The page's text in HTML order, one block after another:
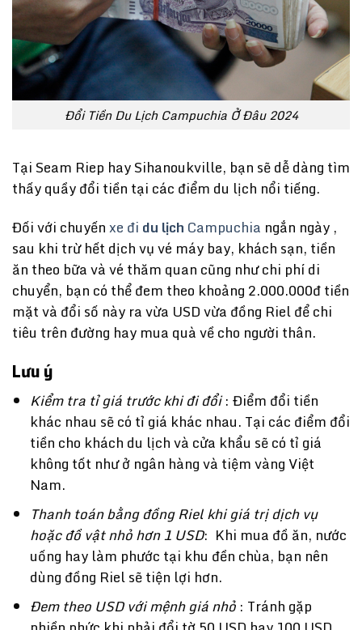
Đổi Tiền Du Lịch Campuchia Ở Đâu 2024
Tại Seam Riep hay Sihanoukville, bạn sẽ dễ dàng tìm
thấy quầy đổi tiền tại các điểm du lịch nổi tiếng.
Đối với chuyếnxe đi du lịch Campuchia ngắn ngày ,
sau khi trừ hết dịch vụ vé máy bay, khách sạn, tiền
ăn theo bữa và vé thăm quan cũng như chi phí di
chuyển, bạn có thể đem theo khoảng 2.000.000đ tiền
mặt và đổi số này ra vừa USD vừa đồng Riel để chi
tiêu trên đường hay mua quà về cho người thân.
Lưu ý
Kiểm tra tỉ giá trước khi đi đổi: Điểm đổi tiền
khác nhau sẽ có tỉ giá khác nhau. Tại các điểm đổi
tiền cho khách du lịch và cửa khẩu sẽ có tỉ giá
không tốt như ở ngân hàng và tiệm vàng Việt
Nam.
Thanh toán bằng đồng Riel khi giá trị dịch vụ
hoặc đồ vật nhỏ hơn 1 USD: Khi mua đồ ăn, nước
uống hay làm phước tại khu đền chùa, bạn nên
dùng đồng Riel sẽ tiện lợi hơn.
Đem theo USD với mệnh giá nhỏ: Tránh gặp